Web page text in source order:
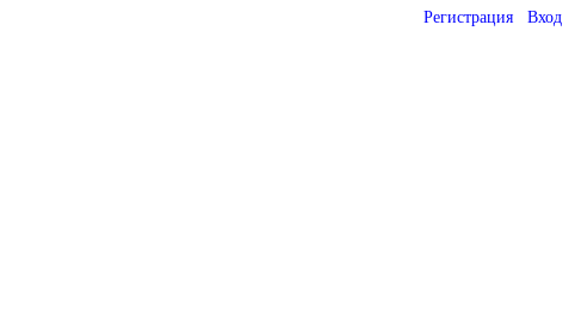
Регистрация Вход